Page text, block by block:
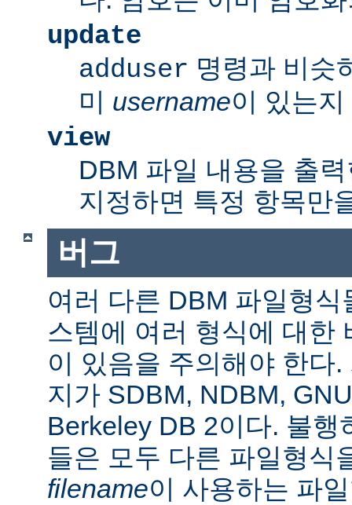
update
adduser 명령과 비슷
미 username이 있는
view
DBM 파일 내용을 출
지정하면 특정 항목만
버그
여러 다른 DBM 파일형
스템에 여러 형식에 대한
이 있음을 주의해야 한다
지가 SDBM, NDBM,
Berkeley DB 2이다. 불행
들은 모두 다른 파일형식
filename이 사용하는 파